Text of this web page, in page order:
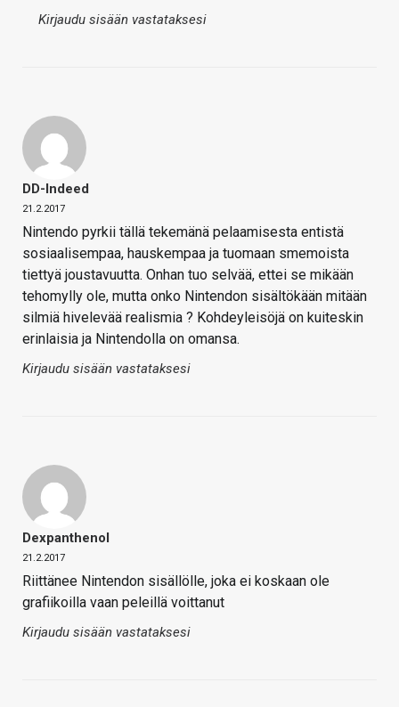
Kirjaudu sisään vastataksesi
DD-Indeed
21.2.2017
Nintendo pyrkii tällä tekemänä pelaamisesta entistä
sosiaalisempaa, hauskempaa ja tuomaan smemoista
tiettyä joustavuutta. Onhan tuo selvää, ettei se mikään
tehomylly ole, mutta onko Nintendon sisältökään mitään
silmiä hivelevää realismia ? Kohdeyleisöjä on kuiteskin
erinlaisia ja Nintendolla on omansa.
Kirjaudu sisään vastataksesi
Dexpanthenol
21.2.2017
Riittänee Nintendon sisällölle, joka ei koskaan ole
grafiikoilla vaan peleillä voittanut
Kirjaudu sisään vastataksesi